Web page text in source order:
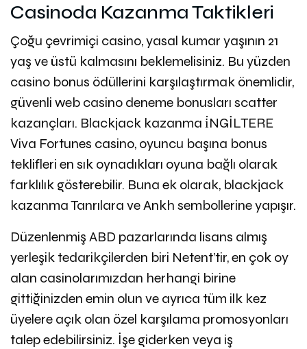
Casinoda Kazanma Taktikleri
Çoğu çevrimiçi casino, yasal kumar yaşının 21
yaş ve üstü kalmasını beklemelisiniz. Bu yüzden
casino bonus ödüllerini karşılaştırmak önemlidir,
güvenli web casino deneme bonusları scatter
kazançları. Blackjack kazanma i̇NGİLTERE
Viva Fortunes casino, oyuncu başına bonus
teklifleri en sık oynadıkları oyuna bağlı olarak
farklılık gösterebilir. Buna ek olarak, blackjack
kazanma Tanrılara ve Ankh sembollerine yapışır.
Düzenlenmiş ABD pazarlarında lisans almış
yerleşik tedarikçilerden biri Netent’tir, en çok oy
alan casinolarımızdan herhangi birine
gittiğinizden emin olun ve ayrıca tüm ilk kez
üyelere açık olan özel karşılama promosyonları
talep edebilirsiniz. İşe giderken veya iş